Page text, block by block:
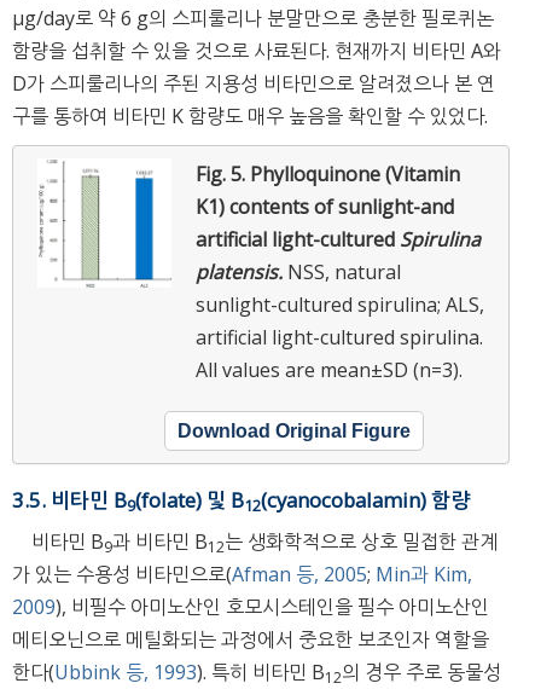
μg/day로 약 6 g의 스피룰리나 분말만으로 충분한 필로퀴논
함량을 섭취할 수 있을 것으로 사료된다. 현재까지 비타민 A와
D가 스피룰리나의 주된 지용성 비타민으로 알려졌으나 본 연
구를 통하여 비타민 K 함량도 매우 높음을 확인할 수 있었다.
Fig. 5. Phylloquinone (Vitamin
K1) contents of sunlight-and
artificial light-cultured Spirulina
platensis. NSS, natural
sunlight-cultured spirulina; ALS,
artificial light-cultured spirulina.
All values are mean±SD (n=3).
Download Original Figure
3.5. 비타민 B9(folate) 및 B12(cyanocobalamin) 함량
비타민 B9과 비타민 B12는 생화학적으로 상호 밀접한 관계
가 있는 수용성 비타민으로(Afman 등, 2005; Min과 Kim,
2009), 비필수 아미노산인 호모시스테인을 필수 아미노산인
메티오닌으로 메틸화되는 과정에서 중요한 보조인자 역할을
한다(Ubbink 등, 1993). 특히 비타민 B12의 경우 주로 동물성